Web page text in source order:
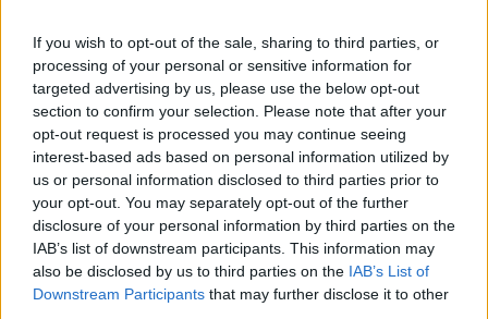
If you wish to opt-out of the sale, sharing to third parties, or
processing of your personal or sensitive information for
targeted advertising by us, please use the below opt-out
section to confirm your selection. Please note that after your
opt-out request is processed you may continue seeing
interest-based ads based on personal information utilized by
us or personal information disclosed to third parties prior to
your opt-out. You may separately opt-out of the further
disclosure of your personal information by third parties on the
IAB’s list of downstream participants. This information may
also be disclosed by us to third parties on the IAB’s List of
Downstream Participants that may further disclose it to other
Sárika, adj szépen puszit a nagybácsidnak! Jajj, milyen
kis szégyenlős ez a Pistike! De vékony vagy! Számtalan
hasonló mondat hangzik el családi összejöveteleken,
ma már tudjuk, milyen károsak ezek. Te hagyod, hogy
egy életre megsérüljön a gyereked?